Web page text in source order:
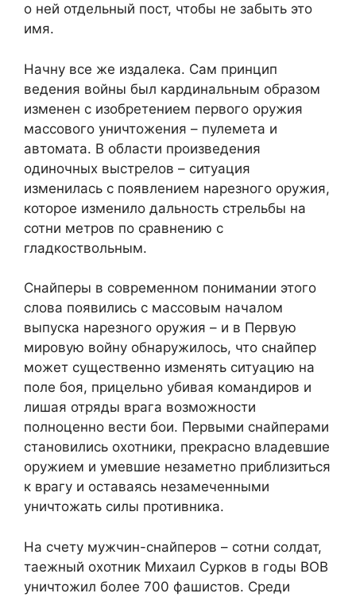
о ней отдельный пост, чтобы не забыть это
имя.
Начну все же издалека. Сам принцип
ведения войны был кардинальным образом
изменен с изобретением первого оружия
массового уничтожения – пулемета и
автомата. В области произведения
одиночных выстрелов – ситуация
изменилась с появлением нарезного оружия,
которое изменило дальность стрельбы на
сотни метров по сравнению с
гладкоствольным.
Снайперы в современном понимании этого
слова появились с массовым началом
выпуска нарезного оружия – и в Первую
мировую войну обнаружилось, что снайпер
может существенно изменять ситуацию на
поле боя, прицельно убивая командиров и
лишая отряды врага возможности
полноценно вести бои. Первыми снайперами
становились охотники, прекрасно владевшие
оружием и умевшие незаметно приблизиться
к врагу и оставаясь незамеченными
уничтожать силы противника.
На счету мужчин-снайперов – сотни солдат,
таежный охотник Михаил Сурков в годы ВОВ
уничтожил более 700 фашистов. Среди